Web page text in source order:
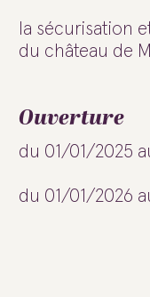
la sécurisation
du château de
Ouverture
du 01/01/2025
du 01/01/2026